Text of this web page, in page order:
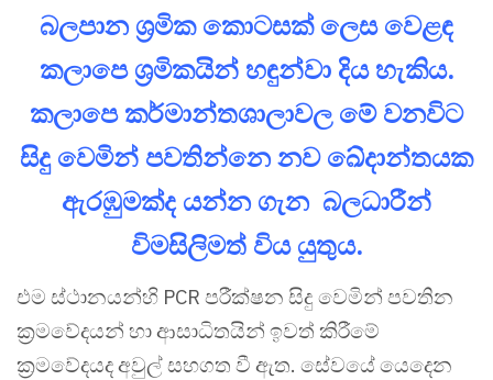
බලපාන ශ්‍රමික කොටසක් ලෙස වෙළඳ
කලාපෙ ශ්‍රමිකයින් හඳුන්වා දිය හැකිය.
කලාපෙ කර්මාන්තශාලාවල මේ වනවිට
සිදු වෙමින් පවතින්නෙ නව ඛේදාන්තයක
ඇරඹුමක්ද යන්න ගැන බලධාරීන්
විමසිලිමත් විය යුතුය.
එම ස්ථානයන්හි PCR පරීක්ෂන සිදු වෙමින් පවතින
ක්‍රමවේදයන් හා ආසාධිතයින් ඉවත් කිරීමේ
ක්‍රමවේදයද අවුල් සහගත වී ඇත. සේවයේ යෙදෙන